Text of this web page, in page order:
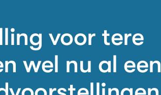
voor tere
wel nu al een